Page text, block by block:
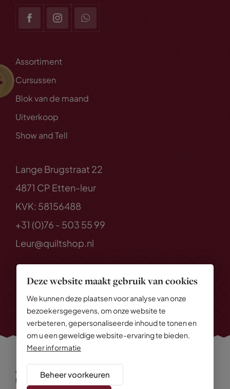
Deze website maakt gebruik van cookies
We kunnen deze plaatsen voor analyse van onze
bezoekersgegevens, om onze website te
verbeteren, gepersonaliseerde inhoud te tonen en
om u een geweldige website-ervaring te bieden.
Meer informatie
Beheer voorkeuren
Assortiment
Cursussen
Blok van de maand
Uitverkoop
Show and Tell
Lange Brugstraat 22
4871 CP Etten-leur
KVK: 58156488
+31 (0)76 - 503 55 99
Leur@quiltshop.nl
Alle rechten voorbehouden
Privacy Policy
Algemene voorwaarden